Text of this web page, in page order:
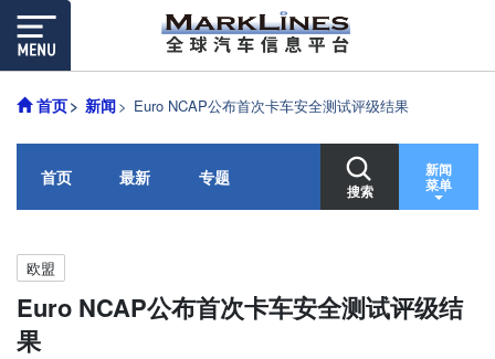
首页 新闻 Euro NCAP公布首次卡车安全测试评级结果
首页 最新 专题
搜索
新闻
菜单
欧盟
Euro NCAP公布首次卡车安全测试评级结
果